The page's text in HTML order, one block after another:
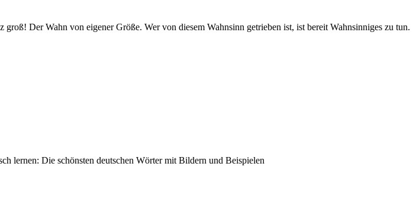
Der Wahn von eigener Größe. Wer von diesem Wahnsinn getrieben ist, ist bereit Wahnsinniges zu tun.
lernen: Die schönsten deutschen Wörter mit Bildern und Beispielen